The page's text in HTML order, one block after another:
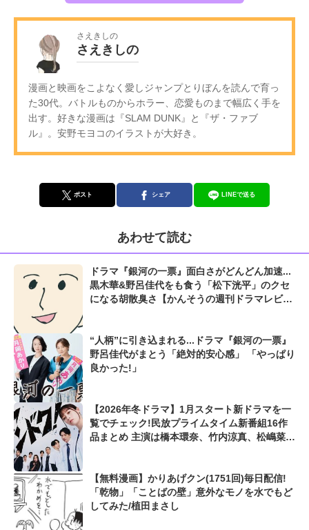
さえきしの
さえきしの
漫画と映画をこよなく愛しジャンプとりぼんを読んで育っ
た30代。バトルものからホラー、恋愛ものまで幅広く手を
出す。好きな漫画は『SLAM DUNK』と『ザ・ファブ
ル』。安野モヨコのイラストが大好き。
ポスト シェア LINEで送る
あわせて読む
ドラマ『銀河の一票』面白さがどんどん加速...
黒木華&野呂佳代をも食う「松下洸平」のクセ
になる胡散臭さ【かんそうの週刊ドラマレビュ
“人柄”に引き込まれる...ドラマ『銀河の一票』
野呂佳代がまとう「絶対的安心感」 「やっぱり
良かった!」
【2026年冬ドラマ】1月スタート新ドラマを一
覧でチェック!民放プライムタイム新番組16作
品まとめ 主演は橋本環奈、竹内涼真、松嶋菜々
【無料漫画】かりあげクン(1751回)毎日配信!
「乾物」「ことばの壁」意外なモノを水でもど
してみた/植田まさし